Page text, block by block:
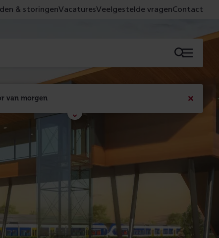
van morgen
Met de campagne 'Voor 't spoor naar morgen' laten
we zien wat er vandaag gebeurt en wat dat -
figuurlijk gezien - morgen oplevert.
sluiten
& storingenVacaturesVeelgestelde vragenContact
Menu